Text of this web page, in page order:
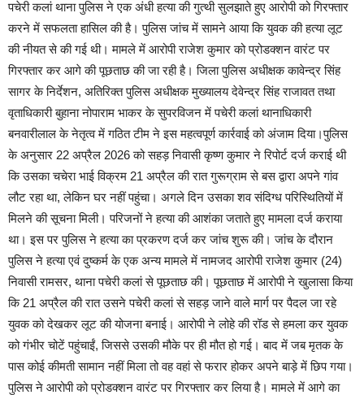
पचेरी कलां थाना पुलिस ने एक अंधी हत्या की गुत्थी सुलझाते हुए आरोपी को गिरफ्तार
करने में सफलता हासिल की है। पुलिस जांच में सामने आया कि युवक की हत्या लूट
की नीयत से की गई थी। मामले में आरोपी राजेश कुमार को प्रोडक्शन वारंट पर
गिरफ्तार कर आगे की पूछताछ की जा रही है। जिला पुलिस अधीक्षक कावेन्द्र सिंह
सागर के निर्देशन, अतिरिक्त पुलिस अधीक्षक मुख्यालय देवेन्द्र सिंह राजावत तथा
वृताधिकारी बुहाना नोपाराम भाकर के सुपरविजन में पचेरी कलां थानाधिकारी
बनवारीलाल के नेतृत्व में गठित टीम ने इस महत्वपूर्ण कार्रवाई को अंजाम दिया।पुलिस
के अनुसार 22 अप्रैल 2026 को सहड़ निवासी कृष्ण कुमार ने रिपोर्ट दर्ज कराई थी
कि उसका चचेरा भाई विक्रम 21 अप्रैल की रात गुरूग्राम से बस द्वारा अपने गांव
लौट रहा था, लेकिन घर नहीं पहुंचा। अगले दिन उसका शव संदिग्ध परिस्थितियों में
मिलने की सूचना मिली। परिजनों ने हत्या की आशंका जताते हुए मामला दर्ज कराया
था। इस पर पुलिस ने हत्या का प्रकरण दर्ज कर जांच शुरू की। जांच के दौरान
पुलिस ने हत्या एवं दुष्कर्म के एक अन्य मामले में नामजद आरोपी राजेश कुमार (24)
निवासी रामसर, थाना पचेरी कलां से पूछताछ की। पूछताछ में आरोपी ने खुलासा किया
कि 21 अप्रैल की रात उसने पचेरी कलां से सहड़ जाने वाले मार्ग पर पैदल जा रहे
युवक को देखकर लूट की योजना बनाई। आरोपी ने लोहे की रॉड से हमला कर युवक
को गंभीर चोटें पहुंचाईं, जिससे उसकी मौके पर ही मौत हो गई। बाद में जब मृतक के
पास कोई कीमती सामान नहीं मिला तो वह वहां से फरार होकर अपने बाड़े में छिप गया।
पुलिस ने आरोपी को प्रोडक्शन वारंट पर गिरफ्तार कर लिया है। मामले में आगे का